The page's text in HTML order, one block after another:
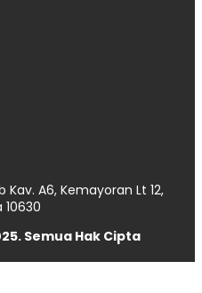
A6, Kemayoran Lt 12,
Semua Hak Cipta